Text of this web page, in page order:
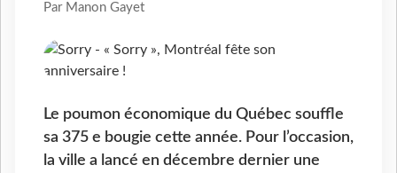
Par Manon Gayet
Le poumon économique du Québec souffle
sa 375 e bougie cette année. Pour l’occasion,
la ville a lancé en décembre dernier une